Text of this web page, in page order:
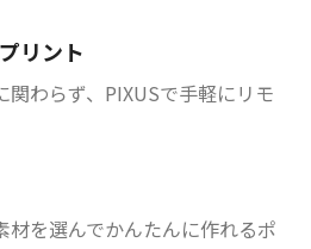
リント
わらず、PIXUSで手軽にリモ
材を選んでかんたんに作れるポ